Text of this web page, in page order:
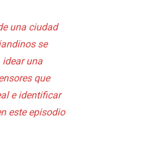
una ciudad
se
una
que
e identificar
este episodio